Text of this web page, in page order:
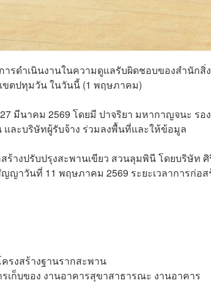
รดำเนินงานในความดูแลรับผิดชอบของสำนักสิ่ง
ขตปทุมวัน ในวันนี้ (1 พฤษภาคม)
มีนาคม 2569 โดยมี ปาจริยา มหากาญจนะ รอ
ละบริษัทผู้รับจ้าง ร่วมลงพื้นที่และให้ข้อมูล
างปรับปรุงสะพานเขียว สวนลุมพินี โดยบริษัท ศิ
าวันที่ 11 พฤษภาคม 2569 ระยะเวลาการก่อส
รงสร้างฐานรากสะพาน
เก็บของ งานอาคารสุขาสาธารณะ งานอาคาร